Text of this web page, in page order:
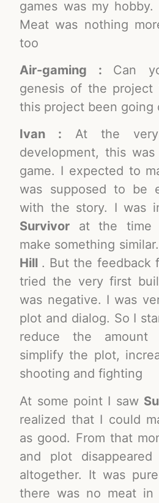
games was my
Meat was nothing
too
Air-gaming : Can
genesis of the project
this project been going
Ivan : At the very
development, this
game. I expected to
was supposed to be
with the story. I was
Survivor at the time
make something
Hill . But the feedback
tried the very first
was negative. I was
plot and dialog. So I
reduce the
simplify the plot,
shooting and fighting
At some point I saw
realized that I could
as good. From that
and plot
altogether. It was
there was no meat in